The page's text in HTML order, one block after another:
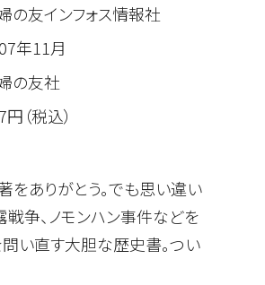
の友インフォス情報社
年11月
の友社
（税込）
をありがとう。でも思い違い
戦争、ノモンハン事件などを
い直す大胆な歴史書。つい